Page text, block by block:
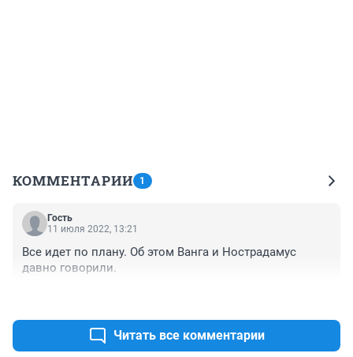
КОММЕНТАРИИ 1
Гость
11 июля 2022, 13:21
Все идет по плану. Об этом Ванга и Нострадамус
давно говорили.
Читать все комментарии